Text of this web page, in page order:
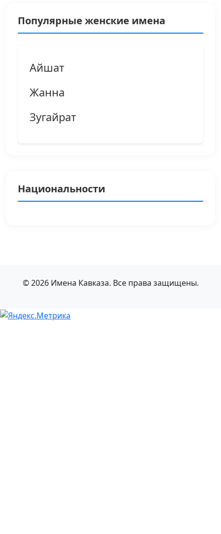
Популярные женские имена
Айшат
Жанна
Зугайрат
Национальности
© 2026 Имена Кавказа. Все права защищены.